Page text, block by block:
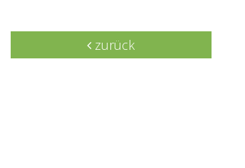
zurück